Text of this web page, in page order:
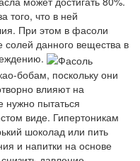
того, что в ней
При этом в фасоли
солей данного вещества в
бобам, поскольку они
влияют на
нужно пытаться
виде. Гипертоникам
шоколад или пить
и напитки на основе